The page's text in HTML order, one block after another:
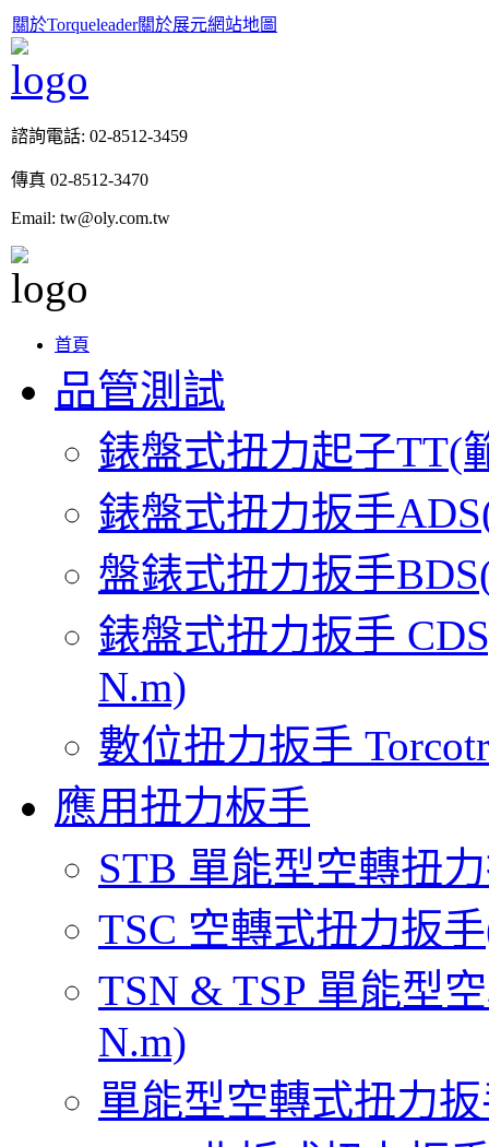
關於Torqueleader關於展元網站地圖
諮詢電話: 02-8512-3459
傳真 02-8512-3470
Email: tw@oly.com.tw
首頁
品管測試
錶盤式扭力起子TT(
錶盤式扭力扳手
盤錶式扭力扳手
錶盤式扭力扳手
N.m)
數位扭力扳手
應用扭力板手
STB 單能型空轉扭
TSC 空轉式扭力扳
TSN & TSP 單能型
N.m)
單能型空轉式扭力